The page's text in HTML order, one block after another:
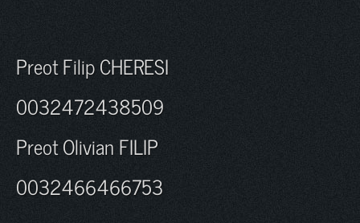
Preot Filip CHERESI
0032472438509
Preot Olivian FILIP
0032466466753